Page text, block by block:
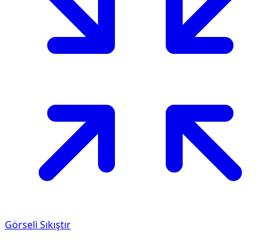
Görseli Sıkıştır